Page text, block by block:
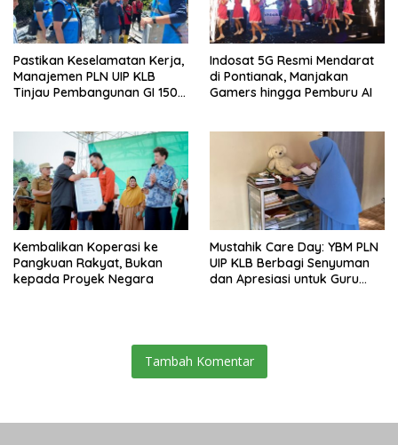
Pastikan Keselamatan Kerja,
Manajemen PLN UIP KLB
Tinjau Pembangunan GI 150
Indosat 5G Resmi Mendarat
di Pontianak, Manjakan
Gamers hingga Pemburu AI
Kembalikan Koperasi ke
Pangkuan Rakyat, Bukan
kepada Proyek Negara
Mustahik Care Day: YBM PLN
UIP KLB Berbagi Senyuman
dan Apresiasi untuk Guru
Tambah Komentar